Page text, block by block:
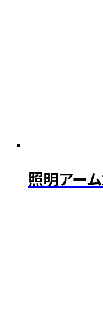
照明アー